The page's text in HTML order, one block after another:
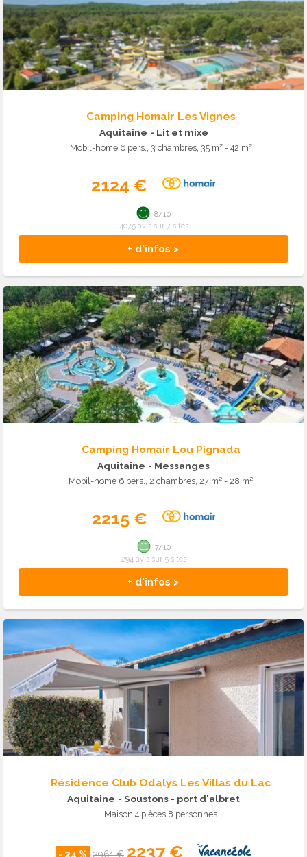
Camping Homair Les Vignes
Aquitaine - Lit et mixe
Mobil-home 6 pers., 3 chambres, 35 m² - 42 m²
2124 €
+ d'infos >
8/10
4075 avis sur 7 sites
Camping Homair Lou Pignada
Aquitaine - Messanges
Mobil-home 6 pers., 2 chambres, 27 m² - 28 m²
2215 €
+ d'infos >
7/10
294 avis sur 5 sites
Résidence Club Odalys Les Villas du Lac
Aquitaine - Soustons - port d'albret
Maison 4 pièces 8 personnes
- 24 % 2961 € 2237 €